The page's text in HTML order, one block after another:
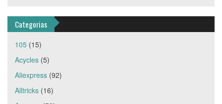
Categorias
105 (15)
Acycles (5)
Aliexpress (92)
Alltricks (16)